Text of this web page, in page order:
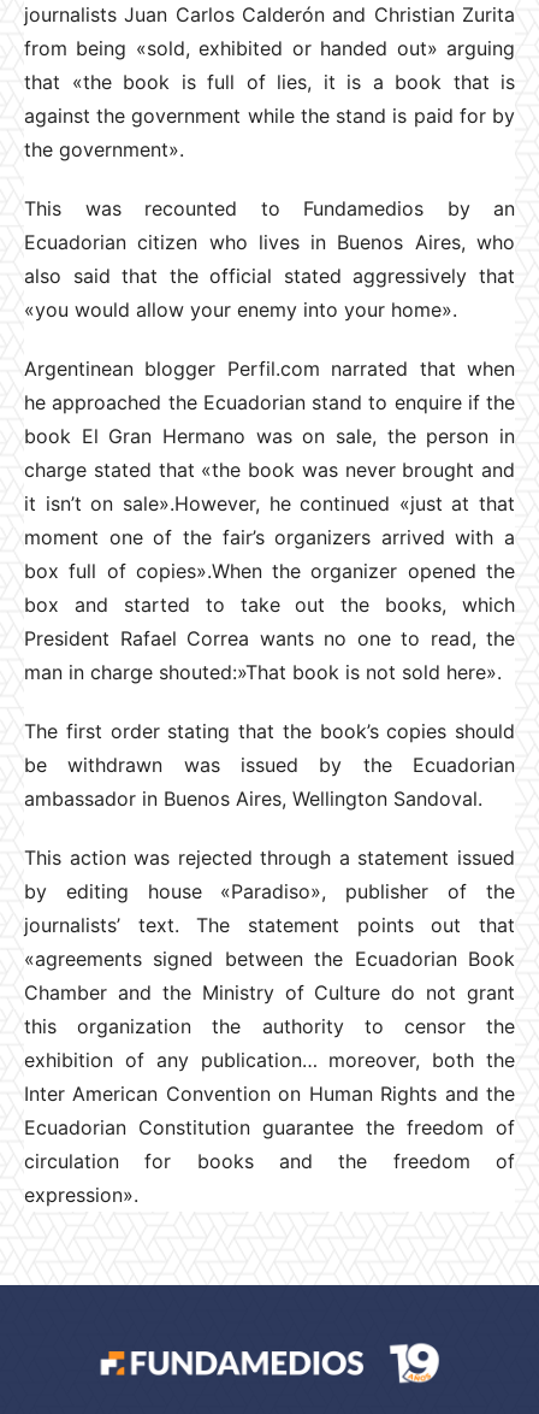
journalists Juan Carlos Calderón and Christian Zurita
from being «sold, exhibited or handed out» arguing
that «the book is full of lies, it is a book that is
against the government while the stand is paid for by
the government».
This was recounted to Fundamedios by an
Ecuadorian citizen who lives in Buenos Aires, who
also said that the official stated aggressively that
«you would allow your enemy into your home».
Argentinean blogger Perfil.com narrated that when
he approached the Ecuadorian stand to enquire if the
book El Gran Hermano was on sale, the person in
charge stated that «the book was never brought and
it isn’t on sale».However, he continued «just at that
moment one of the fair’s organizers arrived with a
box full of copies».When the organizer opened the
box and started to take out the books, which
President Rafael Correa wants no one to read, the
man in charge shouted:»That book is not sold here».
The first order stating that the book’s copies should
be withdrawn was issued by the Ecuadorian
ambassador in Buenos Aires, Wellington Sandoval.
This action was rejected through a statement issued
by editing house «Paradiso», publisher of the
journalists’ text. The statement points out that
«agreements signed between the Ecuadorian Book
Chamber and the Ministry of Culture do not grant
this organization the authority to censor the
exhibition of any publication… moreover, both the
Inter American Convention on Human Rights and the
Ecuadorian Constitution guarantee the freedom of
circulation for books and the freedom of
expression».